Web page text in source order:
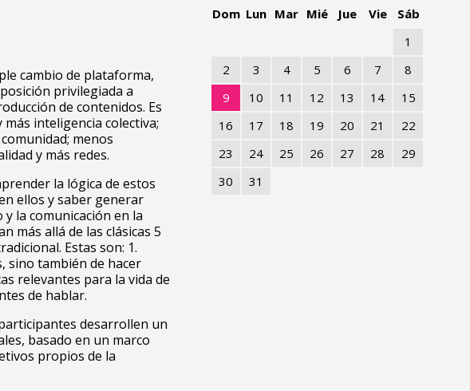
cambio de plataforma,
privilegiada a
de contenidos. Es
inteligencia colectiva;
menos
y más redes.
la lógica de estos
ellos y saber generar
la comunicación en la
más allá de las clásicas 5
Estas son: 1.
sino también de hacer
relevantes para la vida de
de hablar.
desarrollen un
basado en un marco
propios de la
Dom Lun Mar Mié Jue Vie
Sáb
1
2
3 4 5 6 7
8
9
10 11 12 13 14
15
16
17 18 19 20 21
22
23
24 25 26 27 28
29
30
31